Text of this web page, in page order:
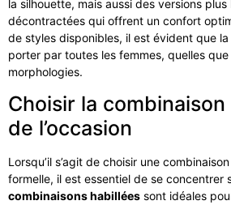
la silhouette, mais aussi des versions
décontractées qui offrent un confort
de styles disponibles, il est évident que
porter par toutes les femmes, quelles
morphologies.
Choisir la
de l’occasion
Lorsqu’il s’agit de choisir une
formelle, il est essentiel de se concentrer
combinaisons habillées sont idéales